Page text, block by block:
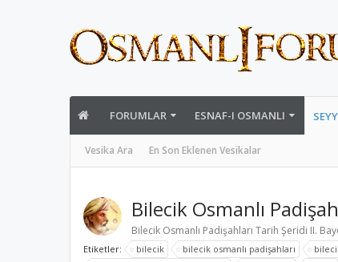
FORUMLAR ESNAF-I OSMANLI
Vesika Ara En Son Eklenen Vesikalar
Bilecik Osmanlı
Bilecik Osmanlı Padişahları Tarih Şeridi II.
Etiketler: bilecik bilecik osmanlı padişahları